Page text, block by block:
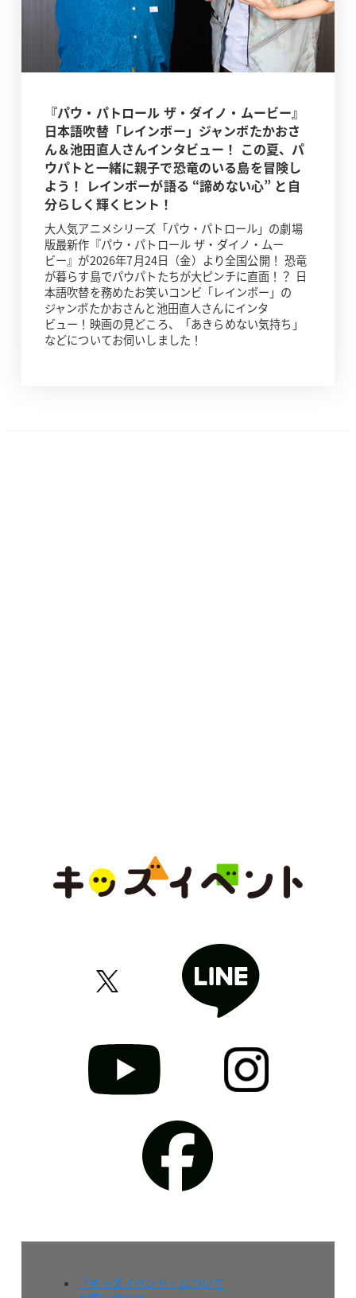
『パウ・パトロール ザ・ダイノ・ムービー』
日本語吹替「レインボー」ジャンボたかおさ
ん＆池田直人さんインタビュー！ この夏、パ
ウパトと一緒に親子で恐竜のいる島を冒険し
よう！ レインボーが語る “諦めない心” と自
分らしく輝くヒント！
大人気アニメシリーズ「パウ・パトロール」の劇場
版最新作『パウ・パトロール ザ・ダイノ・ムー
ビー』が2026年7月24日（金）より全国公開！ 恐竜
が暮らす島でパウパトたちが大ピンチに直面！？ 日
本語吹替を務めたお笑いコンビ「レインボー」の
ジャンボたかおさんと池田直人さんにインタ
ビュー！映画の見どころ、「あきらめない気持ち」
などについてお伺いしました！
『キッズイベント』について